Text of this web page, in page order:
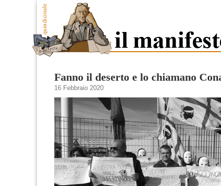
Fanno il deserto e lo chiamano
16 Febbraio 2020